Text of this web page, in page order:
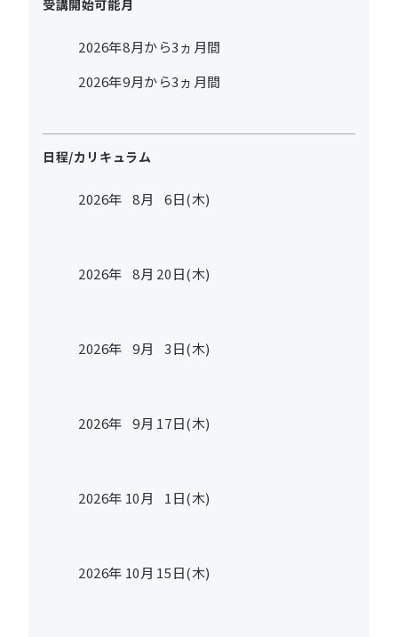
受講開始可能月
2026年8月から3ヵ月間
2026年9月から3ヵ月間
日程/カリキュラム
2026年 8月 6日(木)
2026年 8月 20日(木)
2026年 9月 3日(木)
2026年 9月 17日(木)
2026年 10月 1日(木)
2026年 10月 15日(木)